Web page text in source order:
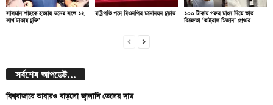
সালমান শাহকে হত্যায় ডনের সঙ্গে ১২
লাখ টাকায় চুক্তি’
রাষ্ট্রপতি পদে বিএনপির মনোনয়ন চূড়ান্ত
১০০ টাকায় গরুর মাংস দিয়ে ভাত
বিক্রেতা ‘ভাইরাল মিজান’ গ্রেপ্তার
সর্বশেষ আপডেট...
বিশ্ববাজারে আবারও বাড়লো জ্বালানি তেলের দাম